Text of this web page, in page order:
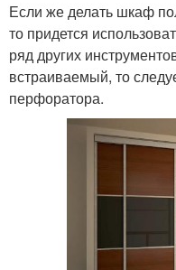
Если же делать шкаф
то придется
ряд других
встраиваемый, то
перфоратора.